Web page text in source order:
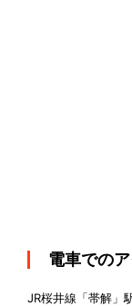
電車での
JR桜井線「帯解」